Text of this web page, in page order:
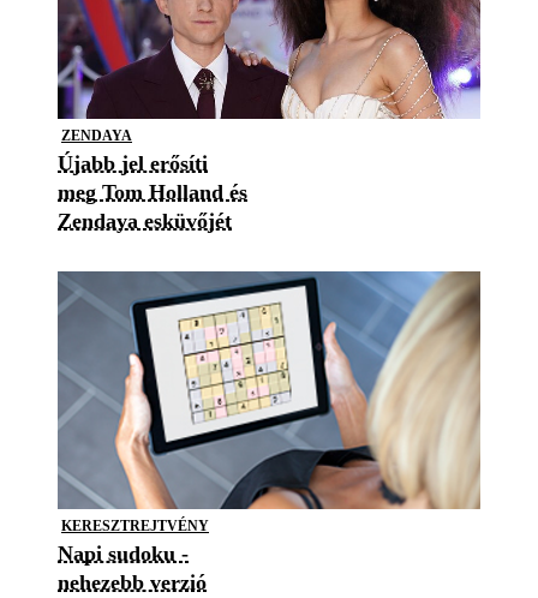
ZENDAYA
Újabb jel erősíti
meg Tom Holland és
Zendaya esküvőjét
KERESZTREJTVÉNY
Napi sudoku -
nehezebb verzió